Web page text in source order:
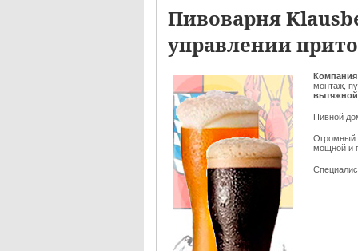
Пивоварня
управлении
Компания
монтаж,
Пивной
Огромный
мощной и